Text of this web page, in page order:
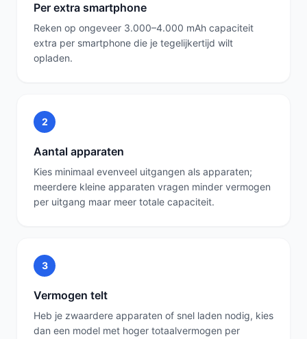
Per extra smartphone
Reken op ongeveer 3.000–4.000 mAh capaciteit
extra per smartphone die je tegelijkertijd wilt
opladen.
2
Aantal apparaten
Kies minimaal evenveel uitgangen als apparaten;
meerdere kleine apparaten vragen minder vermogen
per uitgang maar meer totale capaciteit.
3
Vermogen telt
Heb je zwaardere apparaten of snel laden nodig, kies
dan een model met hoger totaalvermogen per